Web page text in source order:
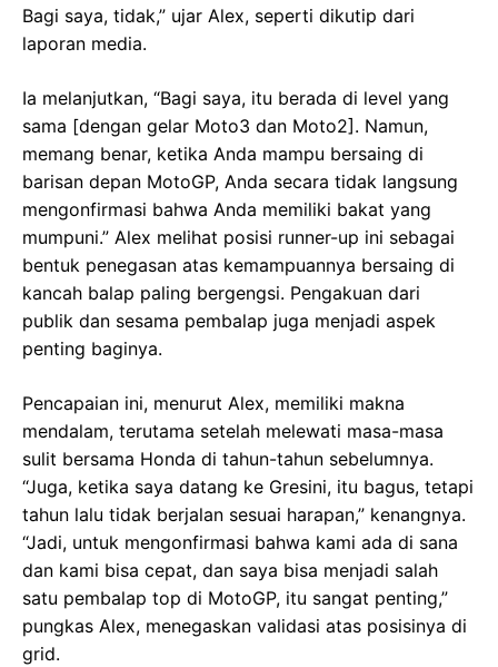
Bagi saya, tidak,” ujar Alex, seperti dikutip dari
laporan media.
Ia melanjutkan, “Bagi saya, itu berada di level yang
sama [dengan gelar Moto3 dan Moto2]. Namun,
memang benar, ketika Anda mampu bersaing di
barisan depan MotoGP, Anda secara tidak langsung
mengonfirmasi bahwa Anda memiliki bakat yang
mumpuni.” Alex melihat posisi runner-up ini sebagai
bentuk penegasan atas kemampuannya bersaing di
kancah balap paling bergengsi. Pengakuan dari
publik dan sesama pembalap juga menjadi aspek
penting baginya.
Pencapaian ini, menurut Alex, memiliki makna
mendalam, terutama setelah melewati masa-masa
sulit bersama Honda di tahun-tahun sebelumnya.
“Juga, ketika saya datang ke Gresini, itu bagus, tetapi
tahun lalu tidak berjalan sesuai harapan,” kenangnya.
“Jadi, untuk mengonfirmasi bahwa kami ada di sana
dan kami bisa cepat, dan saya bisa menjadi salah
satu pembalap top di MotoGP, itu sangat penting,”
pungkas Alex, menegaskan validasi atas posisinya di
grid.